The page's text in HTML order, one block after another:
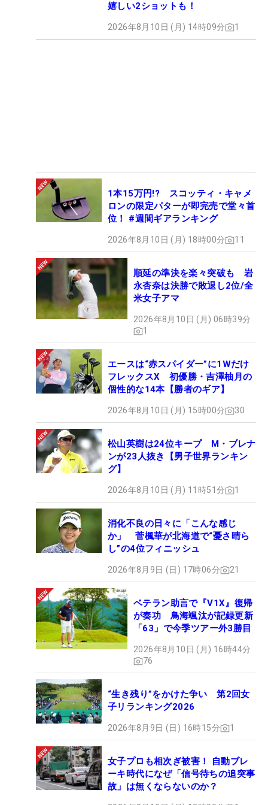
嬉しい2ショットも！
2026年8月10日 (月) 14時09分 1
1本15万円!? スコッティ・キャメ
ロンの限定パターが即完売で堂々首
位！ #週間ギアランキング
2026年8月10日 (月) 18時00分 11
順延の準決を楽々突破も 岩
永杏奈は決勝で敗退し2位/全
米女子アマ
2026年8月10日 (月) 06時39分
1
エースは“赤スパイダー”に1Wだけ
フレックスX 初優勝・吉澤柚月の
個性的な14本【勝者のギア】
2026年8月10日 (月) 15時00分 30
松山英樹は24位キープ M・ブレナ
ンが23人抜き【男子世界ランキン
グ】
2026年8月10日 (月) 11時51分 1
消化不良の日々に「こんな感じ
か」 菅楓華が北海道で“憂さ晴ら
し”の4位フィニッシュ
2026年8月9日 (日) 17時06分 21
ベテラン助言で『V1X』復帰
が奏功 鳥海颯汰が記録更新
「63」で今季ツアー外3勝目
2026年8月10日 (月) 16時44分
76
“生き残り”をかけた争い 第2回女
子リランキング2026
2026年8月9日 (日) 16時15分 1
女子プロも相次ぎ被害！ 自動ブレ
ーキ時代になぜ「信号待ちの追突事
故」は無くならないのか？